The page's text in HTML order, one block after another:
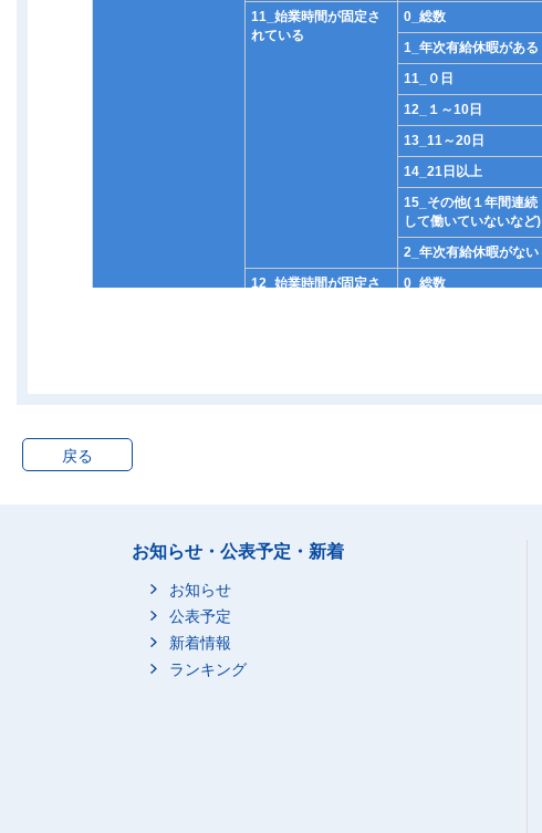
11_始業時間が固定さ
れている
0_総数
1_年次有給休暇がある
11_０日
12_１～10日
13_11～20日
14_21日以上
15_その他(１年間連続
して働いていないなど)
2_年次有給休暇がない
12_始業時間が固定さ
0_総数
2_短時間勤務
戻る
お知らせ・公表予定・新着
お知らせ
公表予定
新着情報
ランキング